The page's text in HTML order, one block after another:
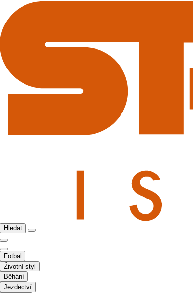
Hledat
Fotbal
Životní styl
Běhání
Jezdectví